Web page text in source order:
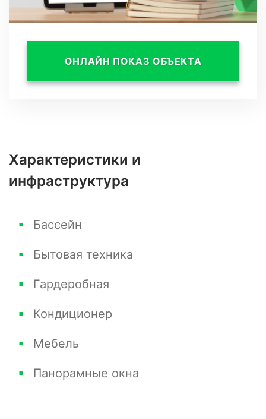
ОНЛАЙН ПОКАЗ ОБЪЕКТА
Характеристики и
инфраструктура
Бассейн
Бытовая техника
Гардеробная
Кондиционер
Мебель
Панорамные окна